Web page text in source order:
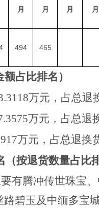
月 月 月 月
494 465
占比排名）
万元，占总退
万元， 占总退
万元， 占总退换
（按退货数量占比
有腾冲传世珠宝、
路碧玉及 中缅多宝